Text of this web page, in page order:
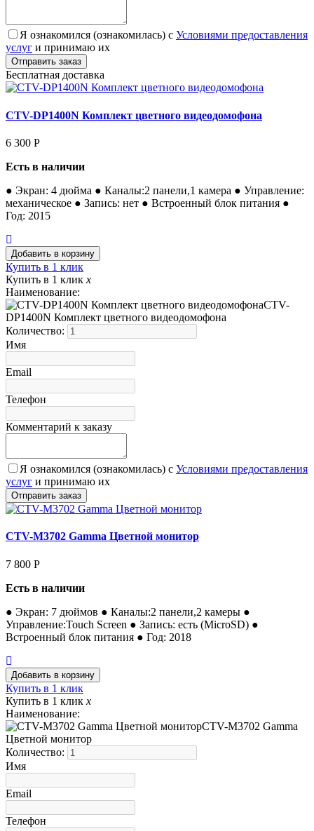
Я ознакомился (ознакомилась) с Условиями предоставления
услуг и принимаю их
Бесплатная доставка
CTV-DP1400N Комплект цветного видеодомофона
6 300 Р
Есть в наличии
● Экран: 4 дюйма ● Каналы:2 панели,1 камера ● Управление:
механическое ● Запись: нет ● Встроенный блок питания ●
Год: 2015
Купить в 1 клик
Купить в 1 клик x
Наименование:
CTV-
DP1400N Комплект цветного видеодомофона
Количество:
Имя
Email
Телефон
Комментарий к заказу
Я ознакомился (ознакомилась) с Условиями предоставления
услуг и принимаю их
CTV-M3702 Gamma Цветной монитор
7 800 Р
Есть в наличии
● Экран: 7 дюймов ● Каналы:2 панели,2 камеры ●
Управление:Touch Screen ● Запись: есть (MicroSD) ●
Встроенный блок питания ● Год: 2018
Купить в 1 клик
Купить в 1 клик x
Наименование:
CTV-M3702 Gamma
Цветной монитор
Количество:
Имя
Email
Телефон